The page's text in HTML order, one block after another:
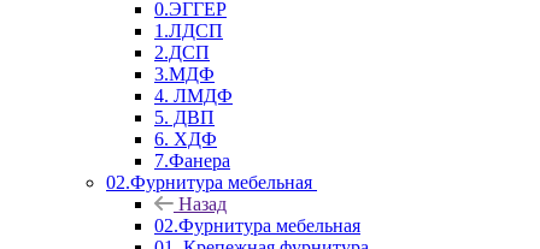
0.ЭГГЕР
1.ЛДСП
2.ДСП
3.МДФ
4. ЛМДФ
5. ДВП
6. ХДФ
7.Фанера
02.Фурнитура мебельная
Назад
02.Фурнитура мебельная